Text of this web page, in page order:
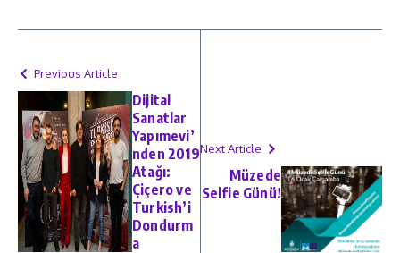
Previous Article
Dijital
Sanatlar
Yapımevi’
nden 2019
Atağı:
Çiçero ve
Turkish’i
Dondurm
a
Next Article
Müzede
Selfie Günü!